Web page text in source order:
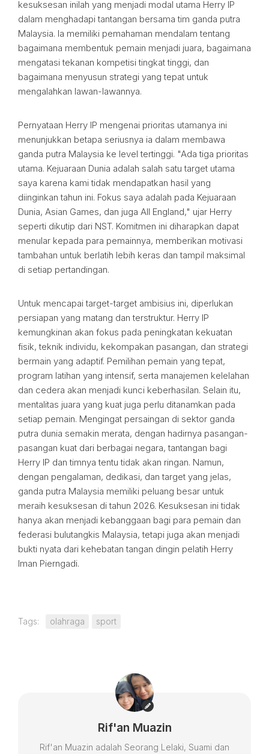
kesuksesan inilah yang menjadi modal utama Herry IP
dalam menghadapi tantangan bersama tim ganda putra
Malaysia. Ia memiliki pemahaman mendalam tentang
bagaimana membentuk pemain menjadi juara, bagaimana
mengatasi tekanan kompetisi tingkat tinggi, dan
bagaimana menyusun strategi yang tepat untuk
mengalahkan lawan-lawannya.
Pernyataan Herry IP mengenai prioritas utamanya ini
menunjukkan betapa seriusnya ia dalam membawa
ganda putra Malaysia ke level tertinggi. "Ada tiga prioritas
utama. Kejuaraan Dunia adalah salah satu target utama
saya karena kami tidak mendapatkan hasil yang
diinginkan tahun ini. Fokus saya adalah pada Kejuaraan
Dunia, Asian Games, dan juga All England," ujar Herry
seperti dikutip dari NST. Komitmen ini diharapkan dapat
menular kepada para pemainnya, memberikan motivasi
tambahan untuk berlatih lebih keras dan tampil maksimal
di setiap pertandingan.
Untuk mencapai target-target ambisius ini, diperlukan
persiapan yang matang dan terstruktur. Herry IP
kemungkinan akan fokus pada peningkatan kekuatan
fisik, teknik individu, kekompakan pasangan, dan strategi
bermain yang adaptif. Pemilihan pemain yang tepat,
program latihan yang intensif, serta manajemen kelelahan
dan cedera akan menjadi kunci keberhasilan. Selain itu,
mentalitas juara yang kuat juga perlu ditanamkan pada
setiap pemain. Mengingat persaingan di sektor ganda
putra dunia semakin merata, dengan hadirnya pasangan-
pasangan kuat dari berbagai negara, tantangan bagi
Herry IP dan timnya tentu tidak akan ringan. Namun,
dengan pengalaman, dedikasi, dan target yang jelas,
ganda putra Malaysia memiliki peluang besar untuk
meraih kesuksesan di tahun 2026. Kesuksesan ini tidak
hanya akan menjadi kebanggaan bagi para pemain dan
federasi bulutangkis Malaysia, tetapi juga akan menjadi
bukti nyata dari kehebatan tangan dingin pelatih Herry
Iman Pierngadi.
Tags: olahraga sport
Rif'an Muazin
Rif'an Muazin adalah Seorang Lelaki, Suami dan